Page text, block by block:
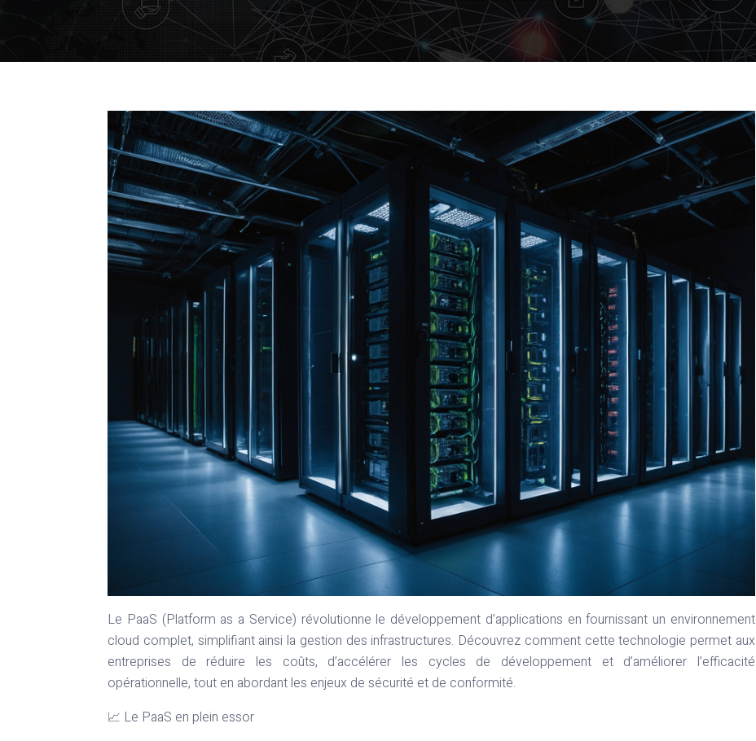
Le PaaS (Platform as a Service) révolutionne le développement d’applications en fournissant un environnement
cloud complet, simplifiant ainsi la gestion des infrastructures. Découvrez comment cette technologie permet aux
entreprises de réduire les coûts, d’accélérer les cycles de développement et d’améliorer l’efficacité
opérationnelle, tout en abordant les enjeux de sécurité et de conformité.
📈 Le PaaS en plein essor